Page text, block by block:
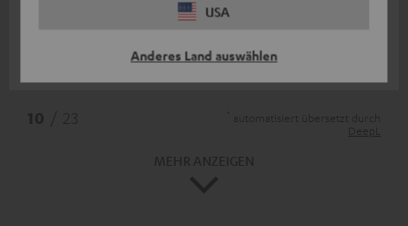
USA
Anderes Land auswählen
Spülmaschine. Empfehlenswert für Kaffeetrinker. Deshalb